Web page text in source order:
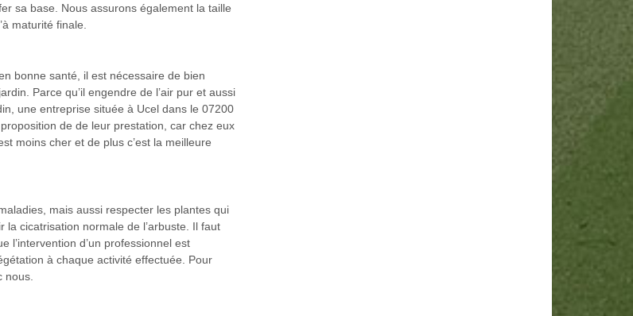
sa base. Nous assurons également la taille
maturité finale.
bonne santé, il est nécessaire de bien
Parce qu’il engendre de l’air pur et aussi
une entreprise située à Ucel dans le 07200
de de leur prestation, car chez eux
moins cher et de plus c’est la meilleure
mais aussi respecter les plantes qui
cicatrisation normale de l’arbuste. Il faut
l’intervention d’un professionnel est
à chaque activité effectuée. Pour
nous.